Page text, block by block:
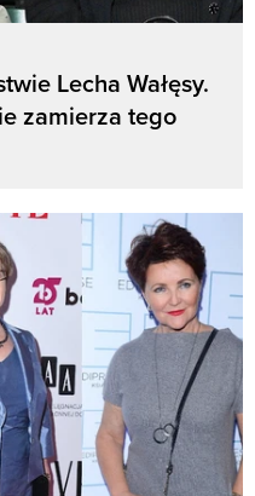
Lecha Wałęsy.
zamierza tego